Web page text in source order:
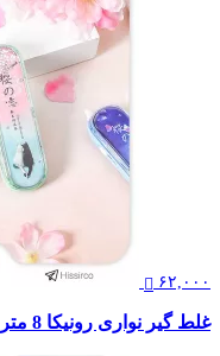
۶۲,۰۰۰
غلط گیر نواری رونیکا 8 متری (مدل رندوم)